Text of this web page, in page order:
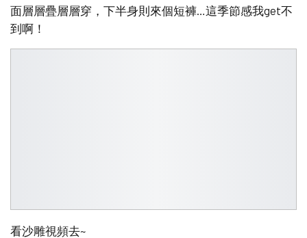
面層層疊層層穿，下半身則來個短褲…這季節感我get不
到啊！
看沙雕視頻去~